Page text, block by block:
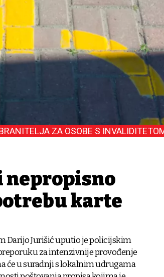
ZA OSOBE S
nepropisno
karte
Darijo Jurišić uputio je policijskim
za intenzivnije provođenje
će u suradnji s lokalnim udrugama